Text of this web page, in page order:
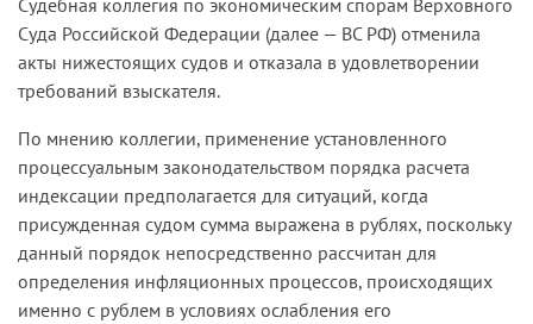
Суда Российской Федерации (далее — ВС РФ) отменила
акты нижестоящих судов и отказала в удовлетворении
требований взыскателя.
По мнению коллегии, применение установленного
процессуальным законодательством порядка расчета
индексации предполагается для ситуаций, когда
присужденная судом сумма выражена в рублях, поскольку
данный порядок непосредственно рассчитан для
определения инфляционных процессов, происходящих
именно с рублем в условиях ослабления его